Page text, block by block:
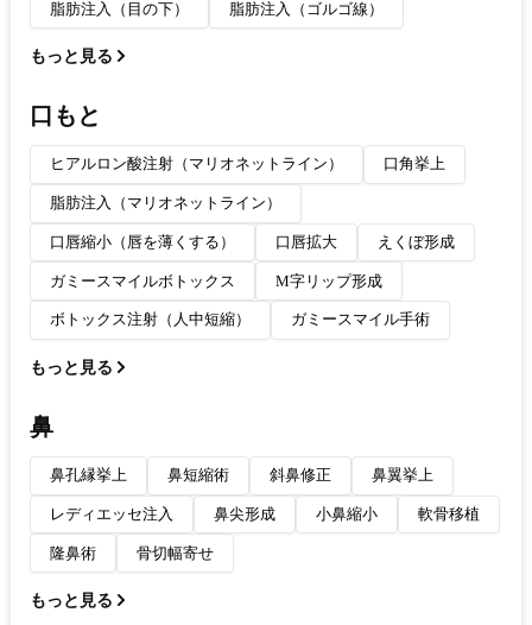
脂肪注入（目の下） 脂肪注入（ゴルゴ線）
もっと見る
口もと
ヒアルロン酸注射（マリオネットライン） 口角挙上
脂肪注入（マリオネットライン）
口唇縮小（唇を薄くする） 口唇拡大 えくぼ形成
ガミースマイルボトックス M字リップ形成
ボトックス注射（人中短縮） ガミースマイル手術
もっと見る
鼻
鼻孔縁挙上 鼻短縮術 斜鼻修正 鼻翼挙上
レディエッセ注入 鼻尖形成 小鼻縮小 軟骨移植
隆鼻術 骨切幅寄せ
もっと見る